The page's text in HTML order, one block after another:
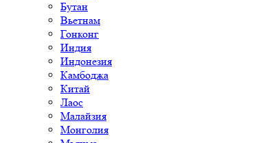
Бутан
Вьетнам
Гонконг
Индия
Индонезия
Камбоджа
Китай
Лаос
Малайзия
Монголия